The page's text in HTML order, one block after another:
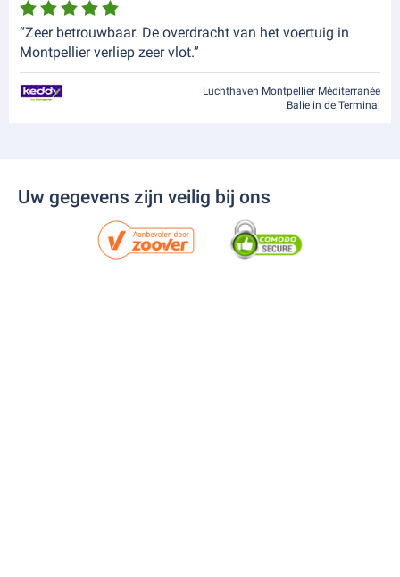
“Zeer betrouwbaar. De overdracht van het voertuig in
Montpellier verliep zeer vlot.”
Luchthaven Montpellier Méditerranée
Balie in de Terminal
Uw gegevens zijn veilig bij ons